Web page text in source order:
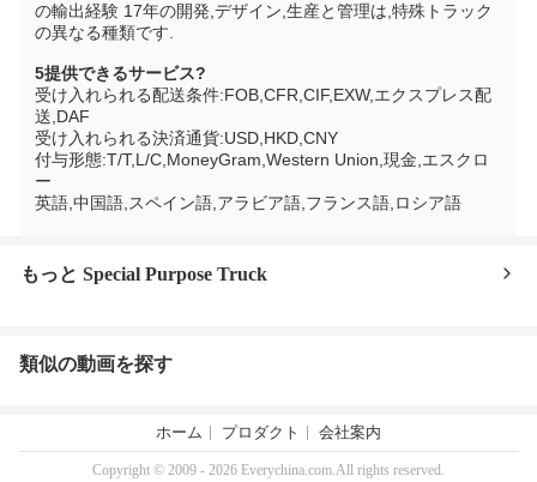
の輸出経験 17年の開発,デザイン,生産と管理は,特殊トラック
の異なる種類です.
5提供できるサービス?
受け入れられる配送条件:FOB,CFR,CIF,EXW,エクスプレス配
送,DAF
受け入れられる決済通貨:USD,HKD,CNY
付与形態:T/T,L/C,MoneyGram,Western Union,現金,エスクロ
ー
英語,中国語,スペイン語,アラビア語,フランス語,ロシア語
もっと Special Purpose Truck
類似の動画を探す
ホーム プロダクト 会社案内
Copyright © 2009 - 2026 Everychina.com.All rights reserved.